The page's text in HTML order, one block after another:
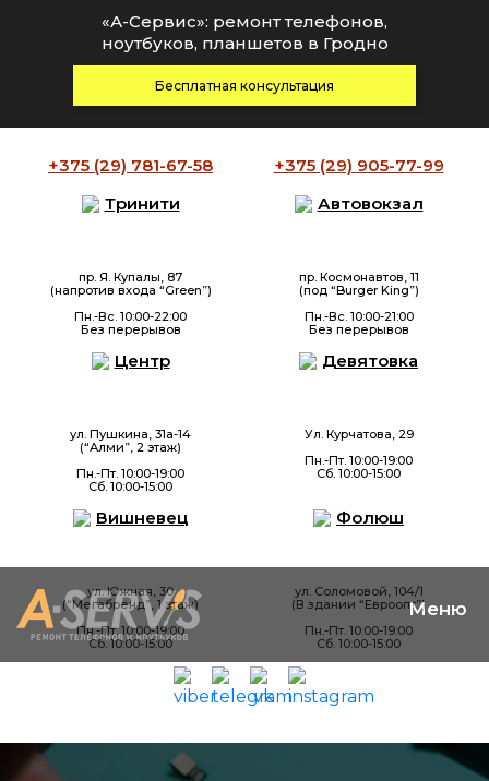
+375 (29) 781-67-58 +375 (29) 905-77-99
Тринити
пр. Я. Купалы, 87
(напротив входа “Green”)
Пн.-Вс. 10:00-22:00
Без перерывов
Автовокзал
пр. Космонавтов, 11
(под “Burger King”)
Пн.-Вс. 10:00-21:00
Без перерывов
Центр
ул. Пушкина, 31а-14
(“Алми”, 2 этаж)
Пн.-Пт. 10:00-19:00
Сб. 10:00-15:00
Девятовка
Ул. Курчатова, 29
Пн.-Пт. 10:00-19:00
Сб. 10:00-15:00
Вишневец
ул. Южная, 30
(“Мегабренд”, 1 этаж)
Пн.-Пт. 10:00-19:00
Сб. 10:00-15:00
Фолюш
ул. Соломовой, 104/1
(В здании “Евроопт”)
Пн.-Пт. 10:00-19:00
Сб. 10:00-15:00
«А-Сервис»: ремонт телефонов,
ноутбуков, планшетов в Гродно
Бесплатная консультация